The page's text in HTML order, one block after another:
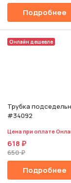
Подробнее
Онлайн дешевле
Трубка
#34092
Цена при оплате
618 ₽
650 ₽
Подробнее